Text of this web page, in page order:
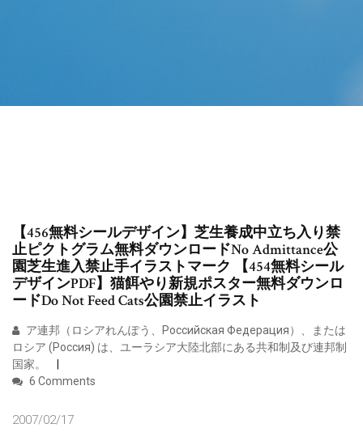
【456無料シールデザイン】芝生養成中立ち入り禁
止ピクトグラム無料ダウンロードNo Admittance公
園芝生進入禁止手イラストマーク 【454無料シール
デザインPDF】猫餌やり新規ポスター無料ダウンロ
ードDo Not Feed Cats公園禁止イラスト
ア連邦（ロシアれんぽう、Российская Федерация）、または
ロシア (Россия) は、ユーラシア大陸北部にある共和制及び連邦制
国家。
6 Comments
2007/02/17